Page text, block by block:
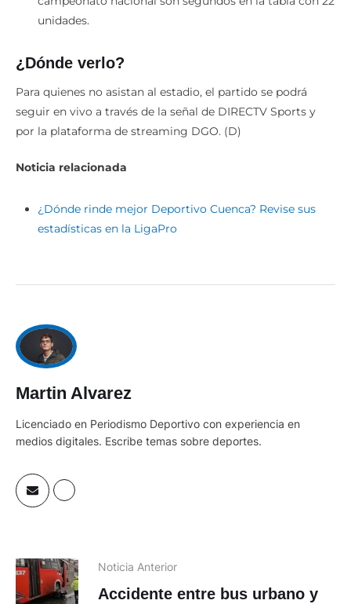
unidades.
¿Dónde verlo?
Para quienes no asistan al estadio, el partido se podrá
seguir en vivo a través de la señal de DIRECTV Sports y
por la plataforma de streaming DGO. (D)
Noticia relacionada
¿Dónde rinde mejor Deportivo Cuenca? Revise sus
estadísticas en la LigaPro
Martin Alvarez
Licenciado en Periodismo Deportivo con experiencia en
medios digitales. Escribe temas sobre deportes.
Noticia Anterior
Accidente entre bus urbano y